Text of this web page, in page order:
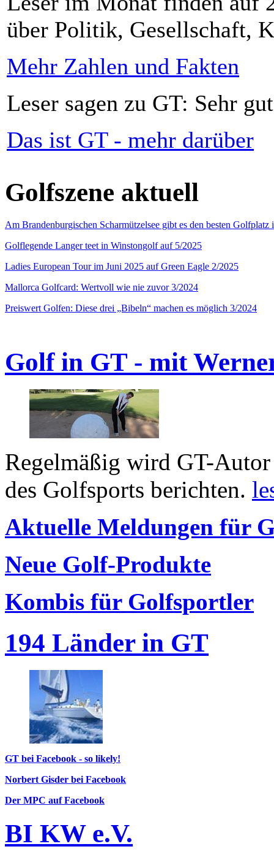
über Politik, Gesellschaft,
Mehr Zahlen und Fakten
Leser sagen zu GT: Sehr
Das ist GT - mehr darüber
Golfszene aktuell
Am Brandenburgischen Scharmützelsee gibt es den besten
Golflegende Langer teet in Winstongolf auf 5/2025
Ladies European Tour im Juni 2025 auf Green Eagle 2/2025
Mallorca Golfcard: Wertvoll wie nie zuvor 3/2024
Preiswert Golfen: Diese drei „Bibeln“ machen es möglich 3/2024
Golf in GT - mit
Regelmäßig wird GT-
des Golfsports berichten.
Aktuelle Meldungen für
Neue Golf-Produkte
Kombis für Golfsportler
194 Länder in GT
GT bei Facebook - so likely!
Norbert Gisder bei Facebook
Der MPC auf Facebook
BI KW e.V.